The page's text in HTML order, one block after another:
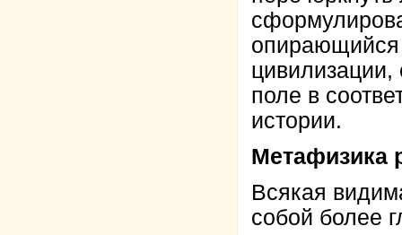
поле в
истории.
Метафизика
Всякая
собой более